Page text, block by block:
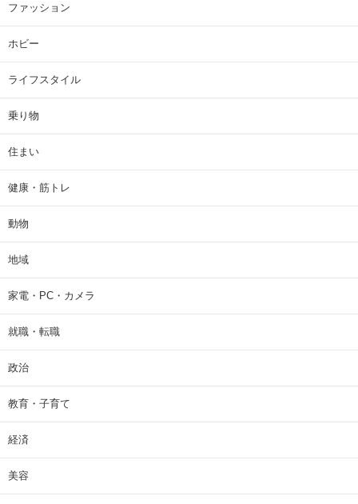
ファッション
ホビー
ライフスタイル
乗り物
住まい
健康・筋トレ
動物
地域
家電・PC・カメラ
就職・転職
政治
教育・子育て
経済
美容